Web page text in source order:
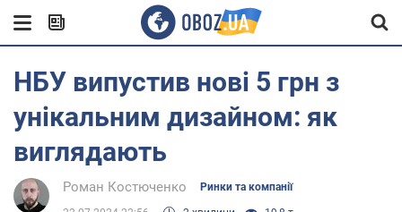
НБУ випустив нові 5 грн з
унікальним дизайном: як
виглядають
Роман Костюченко Ринки та компанії